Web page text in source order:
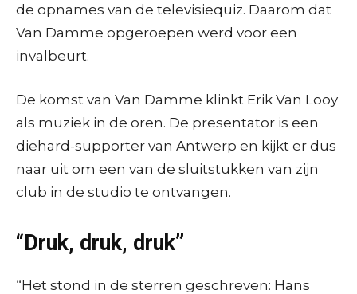
de opnames van de televisiequiz. Daarom dat
Van Damme opgeroepen werd voor een
invalbeurt.
De komst van Van Damme klinkt Erik Van Looy
als muziek in de oren. De presentator is een
diehard-supporter van Antwerp en kijkt er dus
naar uit om een van de sluitstukken van zijn
club in de studio te ontvangen.
“Druk, druk, druk”
“Het stond in de sterren geschreven: Hans